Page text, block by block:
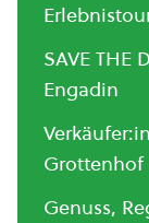
SAVE THE
Engadin
Grottenhof
Genuss,